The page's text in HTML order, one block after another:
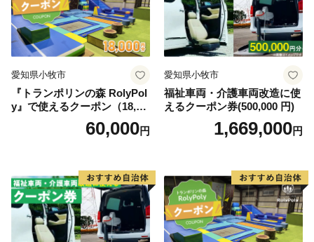
愛知県小牧市
『トランポリンの森 RolyPol
y』で使えるクーポン（18,00
60,000円
愛知県小牧市
福祉車両・介護車両改造に使
えるクーポン券(500,000 円)
1,669,000円